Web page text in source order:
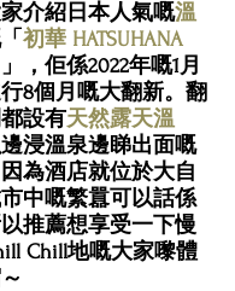
介紹日本人氣嘅溫
初華 HATSUHANA
」，佢係2022年嘅1月
8個月嘅大翻新。翻
設有天然露天溫
邊浸溫泉邊睇出面嘅
為酒店就位於大自
中嘅繁囂可以話係
推薦想享受一下慢
Chill地嘅大家嚟體